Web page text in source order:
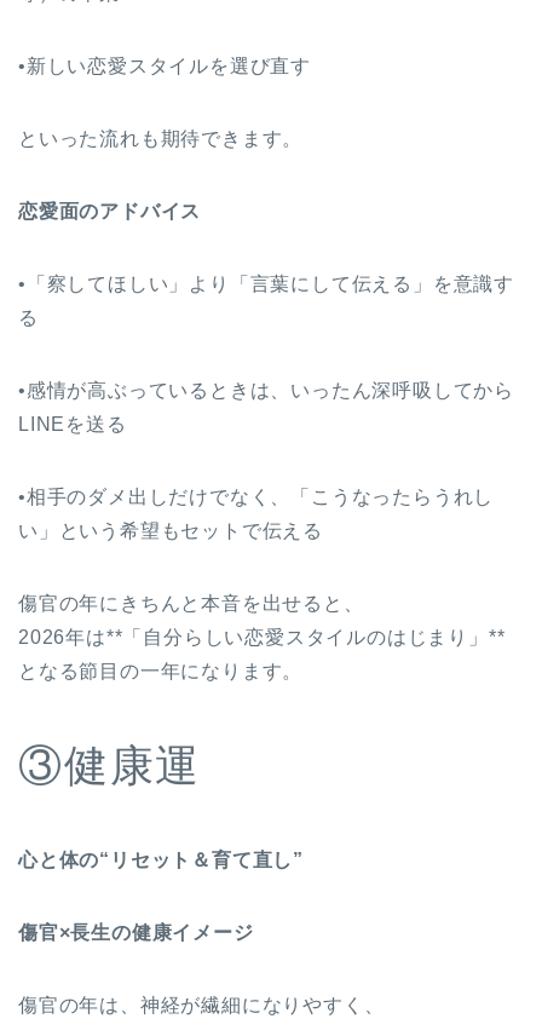
•新しい恋愛スタイルを選び直す
といった流れも期待できます。
恋愛面のアドバイス
•「察してほしい」より「言葉にして伝える」を意識す
る
•感情が高ぶっているときは、いったん深呼吸してから
LINEを送る
•相手のダメ出しだけでなく、「こうなったらうれし
い」という希望もセットで伝える
傷官の年にきちんと本音を出せると、
2026年は**「自分らしい恋愛スタイルのはじまり」**
となる節目の一年になります。
③健康運
心と体の“リセット＆育て直し”
傷官×長生の健康イメージ
傷官の年は、神経が繊細になりやすく、